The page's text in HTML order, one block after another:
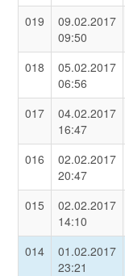
019
09.02.2017
09:50
018
05.02.2017
06:56
017
04.02.2017
16:47
016
02.02.2017
20:47
015
02.02.2017
14:10
014
01.02.2017
23:21